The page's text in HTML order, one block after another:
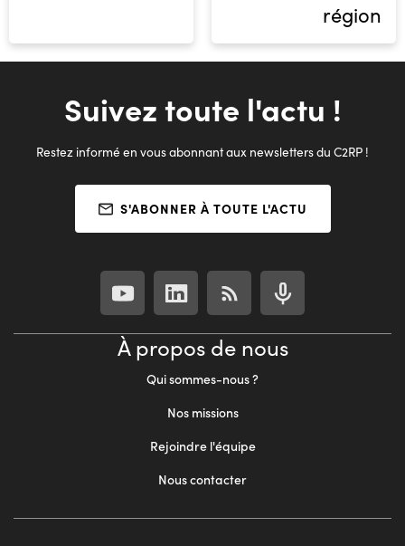
région
Suivez toute l'actu !
Restez informé en vous abonnant aux newsletters du C2RP !
S'ABONNER À TOUTE L'ACTU
À propos de nous
Qui sommes-nous ?
Nos missions
Rejoindre l'équipe
Nous contacter